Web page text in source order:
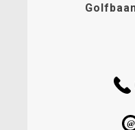
@